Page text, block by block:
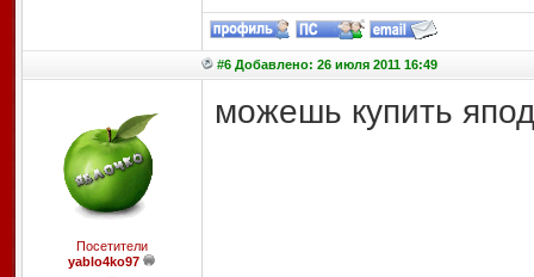
#6 Добавлено: 26 июля 2011 16:49
Посетители
yablo4ko97
можешь купить